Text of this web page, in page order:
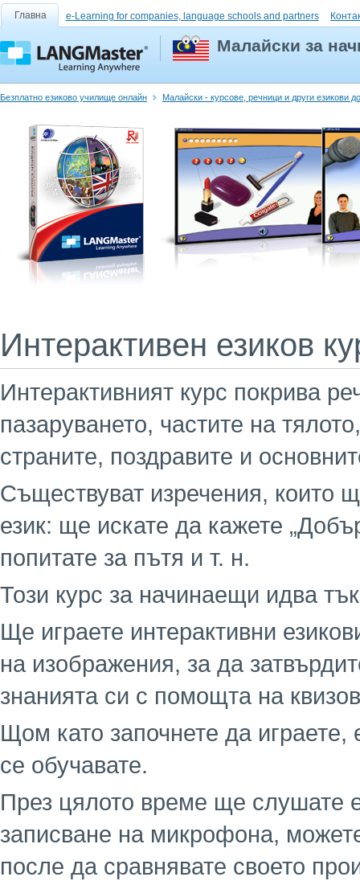
Главна e-Learning for companies, language schools and partners
Малайски за
Безплатно езиково училище онлайн Малайски - курсове, речници и други езикови
Интерактивен езиков
Интерактивният курс покрива
пазаруването, частите на
страните, поздравите и
Съществуват изречения, които
език: ще искате да кажете
попитате за пътя и т. н.
Този курс за начинаещи идва
Ще играете интерактивни
на изображения, за да
знанията си с помощта на
Щом като започнете да
се обучавате.
През цялото време ще слушате
записване на микрофона,
после да сравнявате своето